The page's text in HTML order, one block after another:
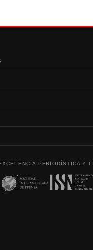
PERIODÍSTICA Y